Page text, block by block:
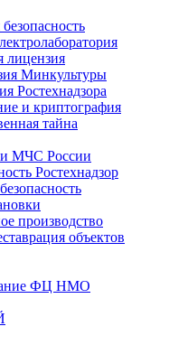
лицензия
Минкультуры
Ростехнадзора
и криптография
тайна
МЧС России
Ростехнадзор
производство
объектов
ФЦ НМО